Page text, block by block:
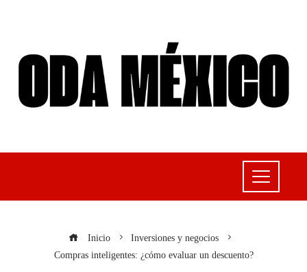
Inicio
Inversiones y negocios
Compras inteligentes: ¿cómo evaluar un descuento?